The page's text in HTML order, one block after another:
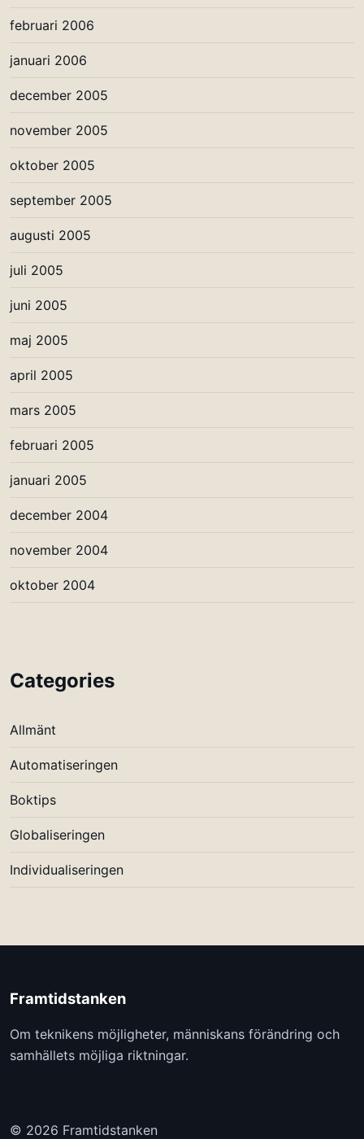
februari 2006
januari 2006
december 2005
november 2005
oktober 2005
september 2005
augusti 2005
juli 2005
juni 2005
maj 2005
april 2005
mars 2005
februari 2005
januari 2005
december 2004
november 2004
oktober 2004
Categories
Allmänt
Automatiseringen
Boktips
Globaliseringen
Individualiseringen
Framtidstanken
Om teknikens möjligheter, människans förändring och
samhällets möjliga riktningar.
© 2026 Framtidstanken